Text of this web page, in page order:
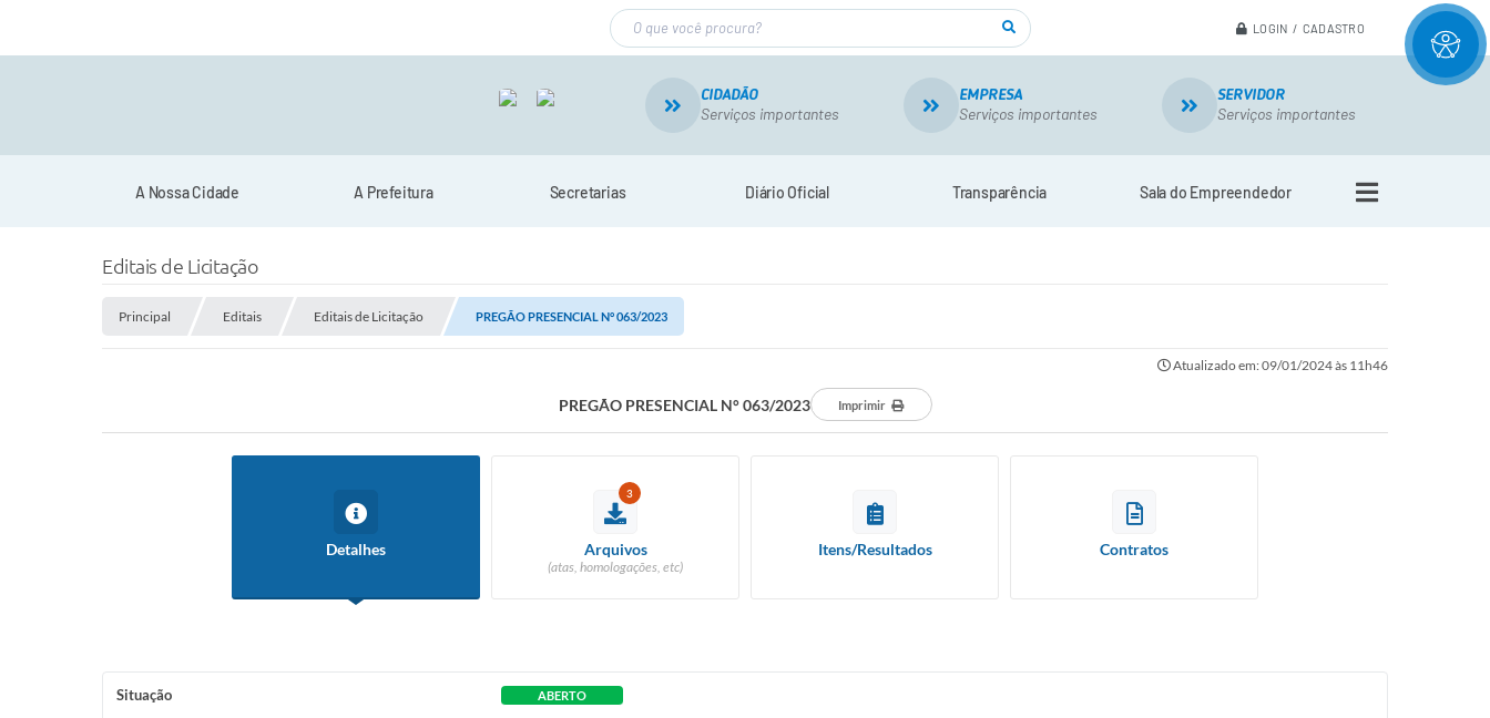
LOGIN / CADASTRO
CIDADÃO
Serviços importantes
EMPRESA
Serviços importantes
SERVIDOR
Serviços importantes
A Nossa Cidade A Prefeitura Secretarias Diário Oficial Transparência Sala do Empreendedor
Editais de Licitação
Principal Editais Editais de Licitação PREGÃO PRESENCIAL N° 063/2023
Atualizado em: 09/01/2024 às 11h46
PREGÃO PRESENCIAL N° 063/2023 Imprimir
Detalhes
3
Arquivos
(atas, homologações, etc)
Itens/Resultados Contratos
Situação ABERTO